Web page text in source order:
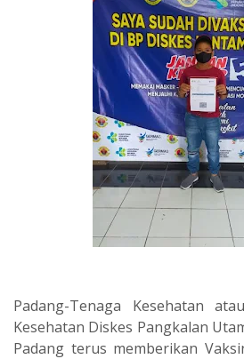
Padang-Tenaga Kesehatan
Kesehatan Diskes Pangkalan
Padang terus memberikan